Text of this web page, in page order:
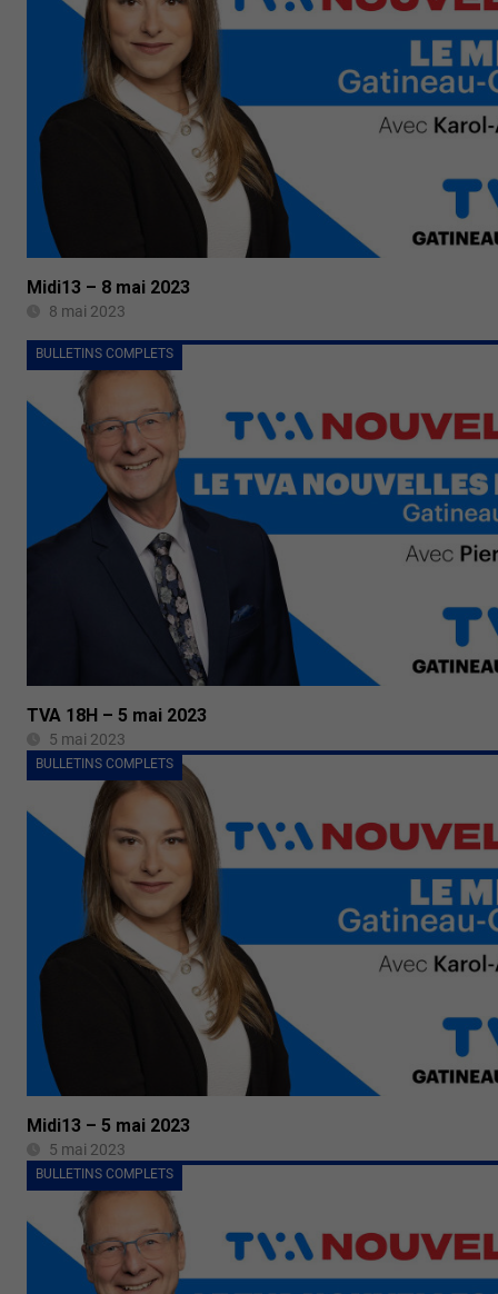
Midi13 – 8 mai 2023
8 mai 2023
BULLETINS COMPLETS
TVA 18H – 5 mai 2023
5 mai 2023
BULLETINS COMPLETS
Midi13 – 5 mai 2023
5 mai 2023
BULLETINS COMPLETS